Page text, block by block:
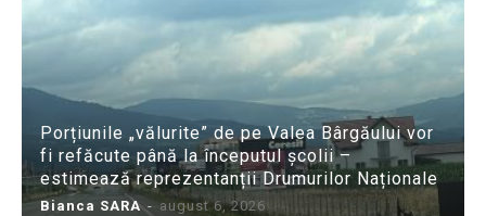
Porțiunile „vălurite” de pe Valea Bârgăului vor
fi refăcute până la începutul școlii –
estimează reprezentanții Drumurilor Naționale
Bianca SARA - august 6, 2026